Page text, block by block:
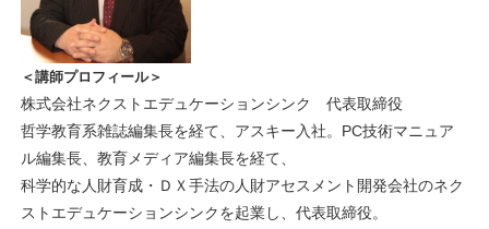
＜講師プロフィール＞
株式会社ネクストエデュケーションシンク 代表取締役
哲学教育系雑誌編集長を経て、アスキー入社。PC技術マニュア
ル編集長、教育メディア編集長を経て、
科学的な人財育成・ＤＸ手法の人財アセスメント開発会社のネク
ストエデュケーションシンクを起業し、代表取締役。